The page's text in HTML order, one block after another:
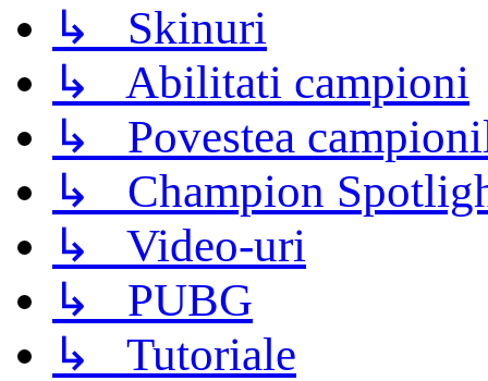
↳ Skinuri
↳ Abilitati campioni
↳ Povestea
↳ Champion
↳ Video-uri
↳ PUBG
↳ Tutoriale